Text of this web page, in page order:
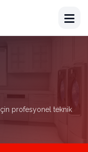
profesyonel teknik